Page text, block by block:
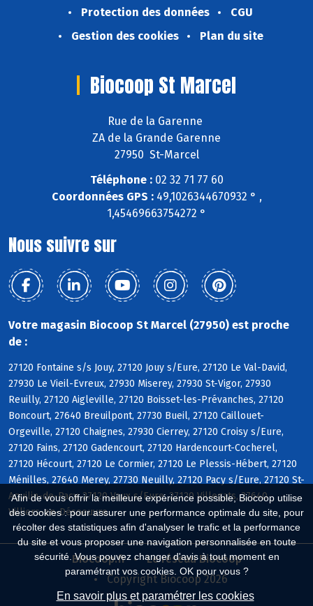
Afin de vous offrir la meilleure expérience possible, Biocoop utilise
des cookies : pour assurer une performance optimale du site, pour
récolter des statistiques afin d'analyser le trafic et la performance
du site et vous proposer une navigation personnalisée en toute
sécurité. Vous pouvez changer d'avis à tout moment en
paramétrant vos cookies. OK pour vous ?
En savoir plus et paramétrer les cookies
Protection des données
CGU
Gestion des cookies
Plan du site
Biocoop St Marcel
Rue de la Garenne
ZA de la Grande Garenne
27950 St-Marcel
Téléphone :02 32 71 77 60
Coordonnées GPS :49,1026344670932 ° ,
1,45469663754272 °
Nous suivre sur
Votre magasin Biocoop St Marcel (27950) est proche
de :
27120 Fontaine s/s Jouy, 27120 Jouy s/Eure, 27120 Le Val-David,
27930 Le Vieil-Evreux, 27930 Miserey, 27930 St-Vigor, 27930
Reuilly, 27120 Aigleville, 27120 Boisset-les-Prévanches, 27120
Boncourt, 27640 Breuilpont, 27730 Bueil, 27120 Caillouet-
Orgeville, 27120 Chaignes, 27930 Cierrey, 27120 Croisy s/Eure,
27120 Fains, 27120 Gadencourt, 27120 Hardencourt-Cocherel,
27120 Hécourt, 27120 Le Cormier, 27120 Le Plessis-Hébert, 27120
Ménilles, 27640 Merey, 27730 Neuilly, 27120 Pacy s/Eure, 27120 St-
Aquilin-de-Pacy, 27120 Vaux s/Eure, 27120 Villegats, 27640
Villiers-en-Désoeuvre
Biocoop.fr
Le réseau Biocoop
Copyright Biocoop 2026